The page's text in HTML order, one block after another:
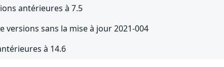
antérieures à 7.5
versions sans la mise à jour 2021-004
à 14.6